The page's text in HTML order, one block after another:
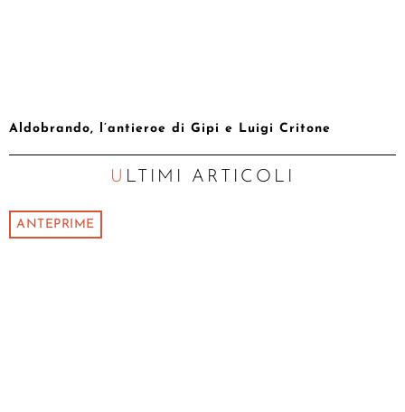
Aldobrando, l’antieroe di Gipi e Luigi Critone
ULTIMI ARTICOLI
ANTEPRIME